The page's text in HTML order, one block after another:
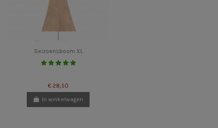
Seizoensboom XL
€ 28,50
In winkelwagen